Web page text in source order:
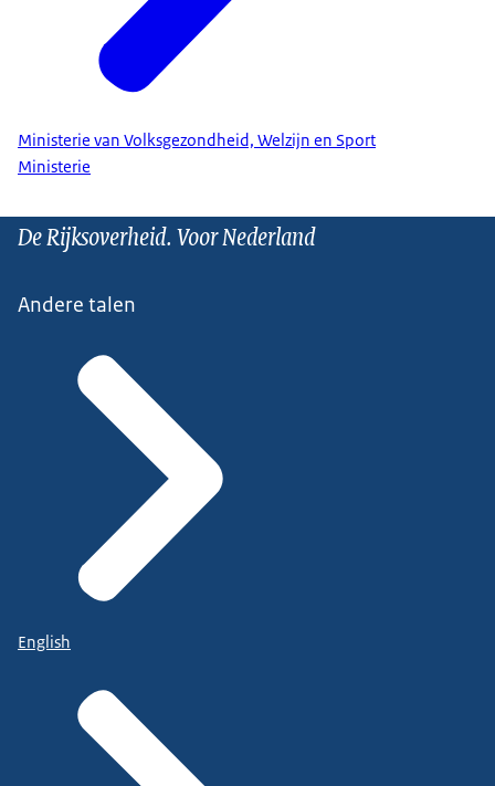
Ministerie van Volksgezondheid, Welzijn en Sport
Ministerie
De Rijksoverheid. Voor Nederland
Andere talen
English